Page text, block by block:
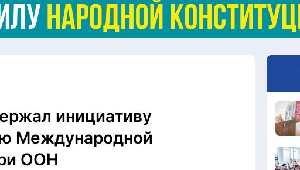
Новости столицы
Социум
Спорт
Этический кодекс
инициативу
Международной
ООН